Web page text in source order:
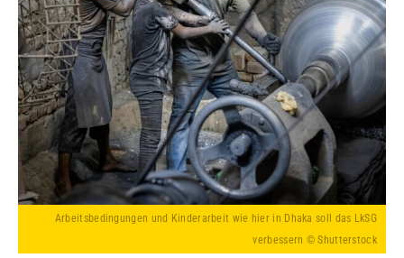
Arbeitsbedingungen und Kinderarbeit wie hier in Dhaka soll das LkSG
verbessern © Shutterstock